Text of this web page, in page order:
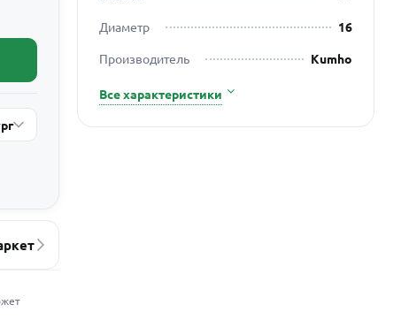
Диаметр
16
Производитель
Kumho
Все характеристики